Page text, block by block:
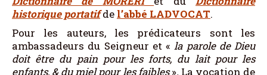
historique portatif de l’abbé LADVOCAT.
Pour les auteurs, les prédicateurs sont les
ambassadeurs du Seigneur et «la parole de Dieu
doit être du pain pour les forts, du lait pour les
enfants, & du miel pour les faibles». La vocation de